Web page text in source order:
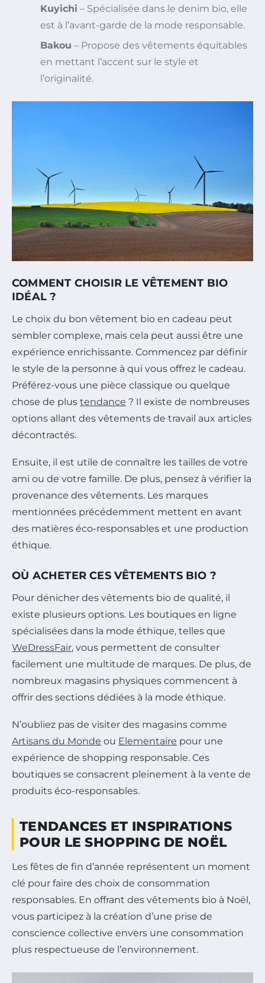
Kuyichi – Spécialisée dans le denim bio, elle
est à l’avant-garde de la mode responsable.
Bakou – Propose des vêtements équitables
en mettant l’accent sur le style et
l’originalité.
COMMENT CHOISIR LE VÊTEMENT BIO
IDÉAL ?
Le choix du bon vêtement bio en cadeau peut
sembler complexe, mais cela peut aussi être une
expérience enrichissante. Commencez par définir
le style de la personne à qui vous offrez le cadeau.
Préférez-vous une pièce classique ou quelque
chose de plus tendance ? Il existe de nombreuses
options allant des vêtements de travail aux articles
décontractés.
Ensuite, il est utile de connaître les tailles de votre
ami ou de votre famille. De plus, pensez à vérifier la
provenance des vêtements. Les marques
mentionnées précédemment mettent en avant
des matières éco-responsables et une production
éthique.
OÙ ACHETER CES VÊTEMENTS BIO ?
Pour dénicher des vêtements bio de qualité, il
existe plusieurs options. Les boutiques en ligne
spécialisées dans la mode éthique, telles que
WeDressFair, vous permettent de consulter
facilement une multitude de marques. De plus, de
nombreux magasins physiques commencent à
offrir des sections dédiées à la mode éthique.
N’oubliez pas de visiter des magasins comme
Artisans du Monde ou Elementaire pour une
expérience de shopping responsable. Ces
boutiques se consacrent pleinement à la vente de
produits éco-responsables.
TENDANCES ET INSPIRATIONS
POUR LE SHOPPING DE NOËL
Les fêtes de fin d’année représentent un moment
clé pour faire des choix de consommation
responsables. En offrant des vêtements bio à Noël,
vous participez à la création d’une prise de
conscience collective envers une consommation
plus respectueuse de l’environnement.